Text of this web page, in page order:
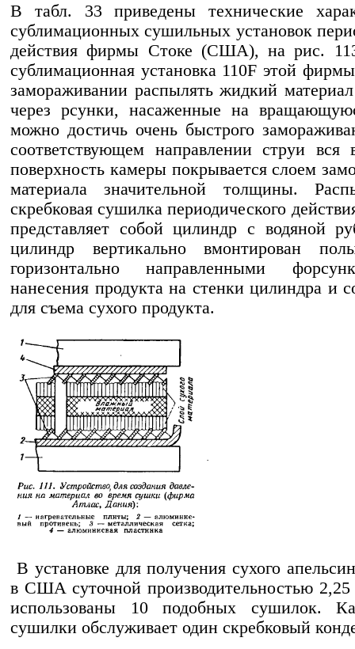
В табл. 33 приведены технические
сублимационных сушильных установок
действия фирмы Стоке (США), на рис.
сублимационная установка 110F этой
замораживании распылять жидкий
через рсунки, насаженные на
можно достичь очень быстрого
соответствующем направлении струи вся
поверхность камеры покрывается слоем
материала значительной толщины.
скребковая сушилка периодического
представляет собой цилиндр с водяной
цилиндр вертикально вмонтирован
горизонтально направленными
нанесения продукта на стенки цилиндра и
для съема сухого продукта.
В установке для получения сухого
в США суточной производительностью
использованы 10 подобных сушилок.
сушилки обслуживает один скребковый